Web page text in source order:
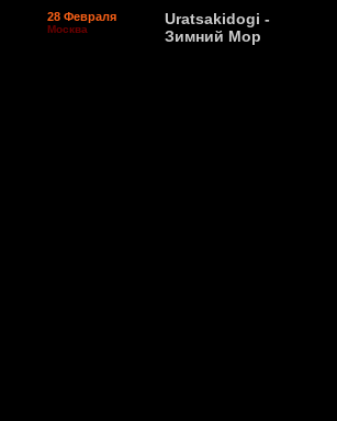
28 Февраля
Москва
Uratsakidogi -
Зимний Мор